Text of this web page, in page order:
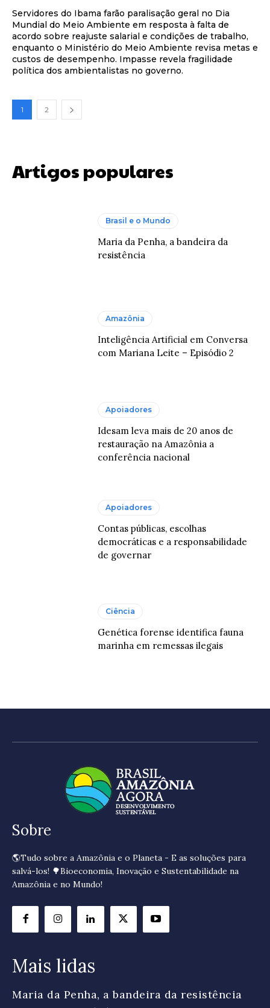
Servidores do Ibama farão paralisação geral no Dia
Mundial do Meio Ambiente em resposta à falta de
acordo sobre reajuste salarial e condições de trabalho,
enquanto o Ministério do Meio Ambiente revisa metas e
custos de desempenho. Impasse revela fragilidade
política dos ambientalistas no governo.
1 2
Artigos populares
Brasil e o Mundo
Maria da Penha, a bandeira da
resistência
Amazônia
Inteligência Artificial em Conversa
com Mariana Leite – Episódio 2
Apoiadores
Idesam leva mais de 20 anos de
restauração na Amazônia a
conferência nacional
Apoiadores
Contas públicas, escolhas
democráticas e a responsabilidade
de governar
Ciência
Genética forense identifica fauna
marinha em remessas ilegais
Sobre
🌎Tudo sobre a Amazônia e o Planeta - E as soluções para
salvá-los! 🌳Bioeconomia, Inovação e Sustentabilidade na
Amazônia e no Mundo!
Mais lidas
Maria da Penha, a bandeira da resistência